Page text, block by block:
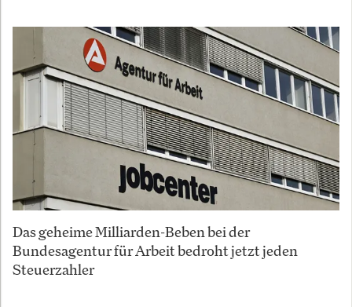
Das geheime Milliarden-Beben bei der
Bundesagentur für Arbeit bedroht jetzt jeden
Steuerzahler